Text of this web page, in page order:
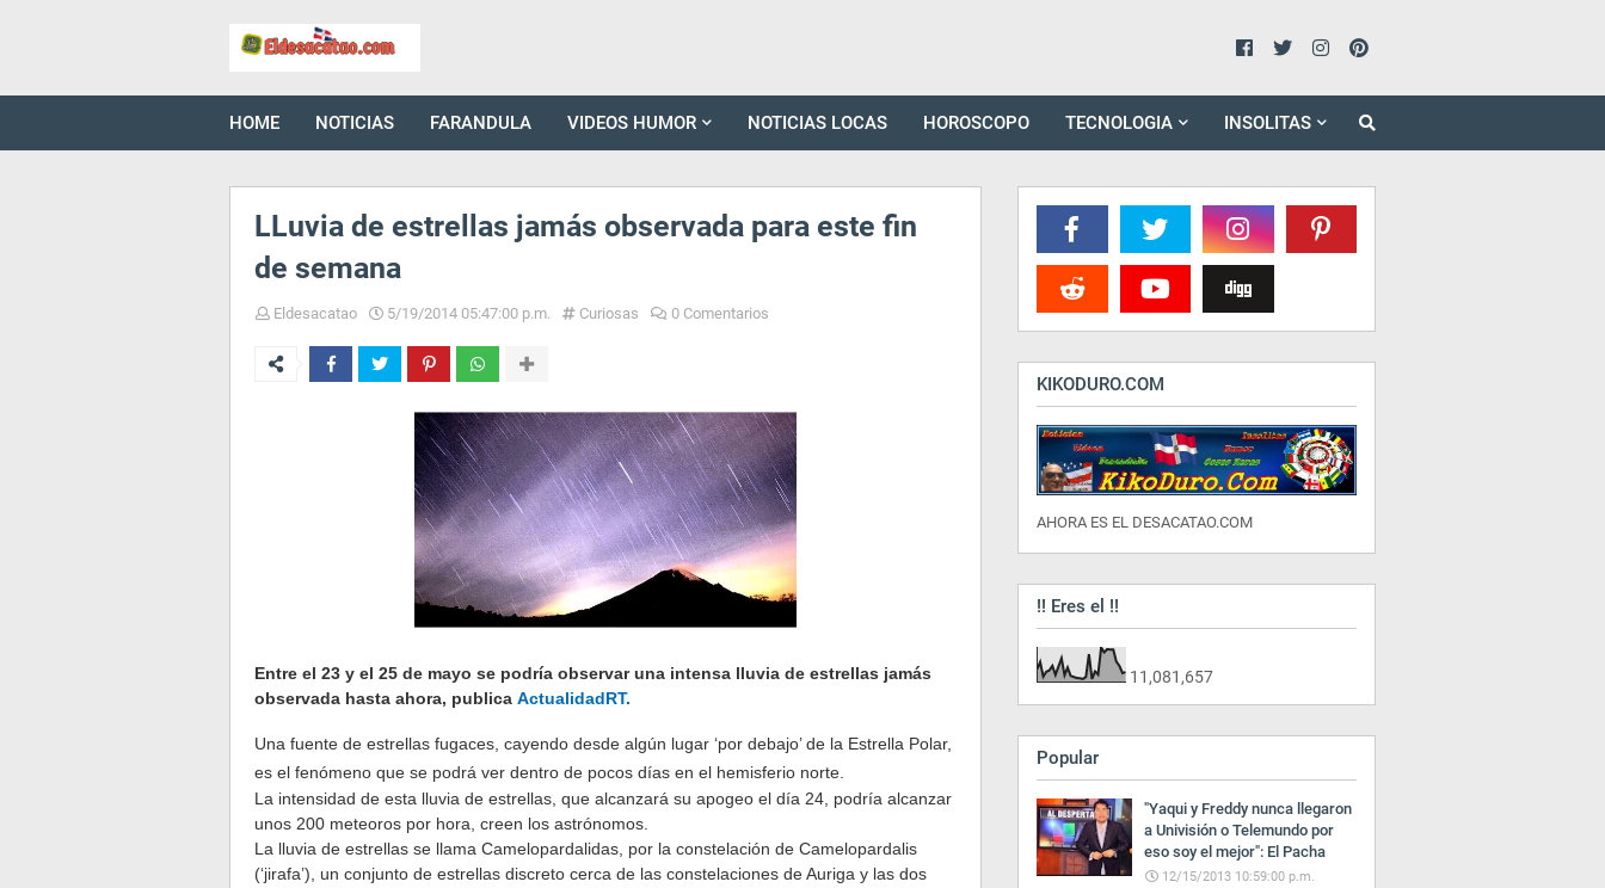
HOME NOTICIAS FARANDULA VIDEOS HUMOR NOTICIAS LOCAS HOROSCOPO TECNOLOGIA INSOLITAS
LLuvia de estrellas jamás observada para este fin
de semana
Eldesacatao 5/19/2014 05:47:00 p.m. Curiosas 0 Comentarios
Entre el 23 y el 25 de mayo se podría observar una intensa lluvia de estrellas jamás
observada hasta ahora, publica ActualidadRT.
Una fuente de estrellas fugaces, cayendo desde algún lugar ‘por debajo’ de la Estrella Polar,
es el fenómeno que se podrá ver dentro de pocos días en el hemisferio norte.
La intensidad de esta lluvia de estrellas, que alcanzará su apogeo el día 24, podría alcanzar
unos 200 meteoros por hora, creen los astrónomos.
La lluvia de estrellas se llama Camelopardalidas, por la constelación de Camelopardalis
(‘jirafa’), un conjunto de estrellas discreto cerca de las constelaciones de Auriga y las dos
KIKODURO.COM
AHORA ES EL DESACATAO.COM
!! Eres el !!
11,081,657
Popular
"Yaqui y Freddy nunca llegaron
a Univisión o Telemundo por
eso soy el mejor": El Pacha
12/15/2013 10:59:00 p.m.